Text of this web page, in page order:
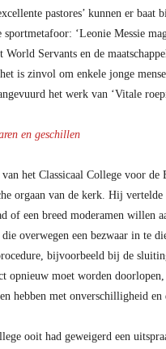
pastores’ kunnen er
‘Leonie Messie
World Servants en de
is zinvol om enkele jonge
het werk van ‘Vitale
en geschillen
het Classicaal College voor
orgaan van de kerk. Hij
of een breed moderamen
overwegen een bezwaar in te
bijvoorbeeld bij de
opnieuw moet worden
hebben met onverschilligheid
ooit had geweigerd een